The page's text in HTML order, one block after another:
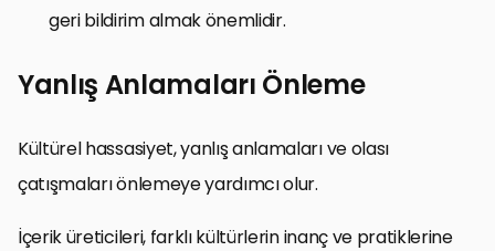
geri bildirim almak önemlidir.
Yanlış Anlamaları Önleme
Kültürel hassasiyet, yanlış anlamaları ve olası
çatışmaları önlemeye yardımcı olur.
İçerik üreticileri, farklı kültürlerin inanç ve pratiklerine